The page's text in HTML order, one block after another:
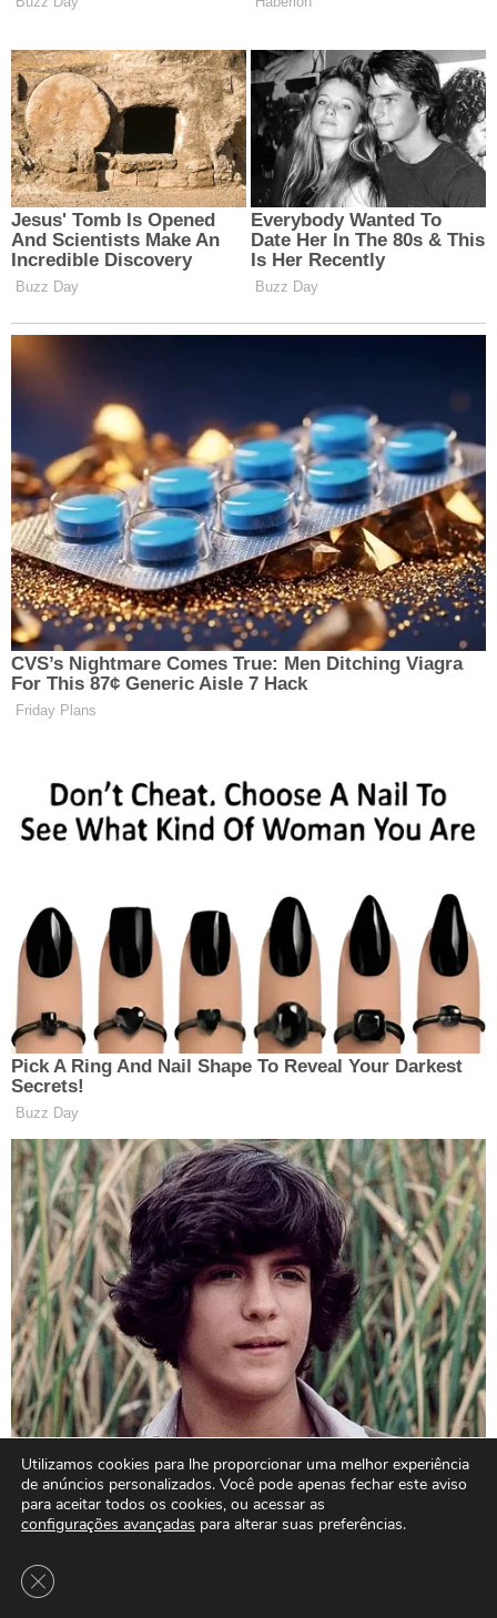
Utilizamos cookies para lhe proporcionar uma melhor experiência
de anúncios personalizados. Você pode apenas fechar este aviso
para aceitar todos os cookies, ou acessar as
configurações avançadas para alterar suas preferências.
Close GDPR Cookie Banner